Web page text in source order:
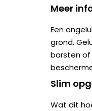
Meer
Een
grond.
barsten of
Slim
Wat dit